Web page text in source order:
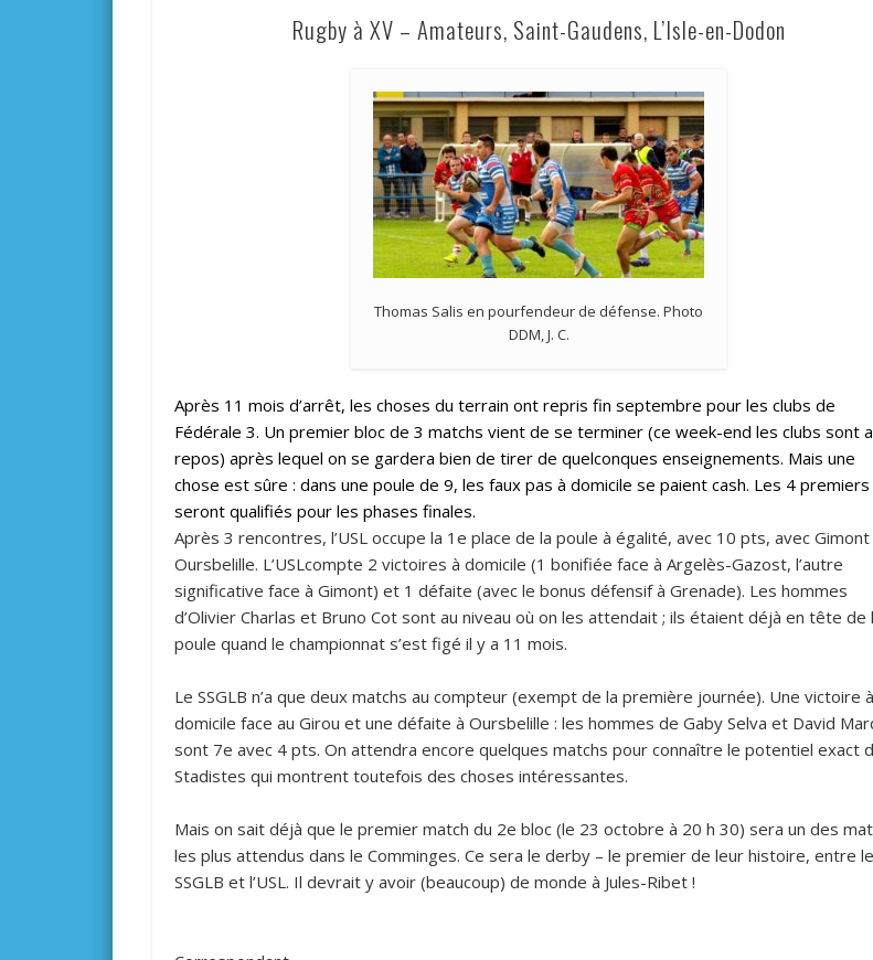
Rugby à XV – Amateurs, Saint-Gaudens, L’Isle-en-Dodon
Thomas Salis en pourfendeur de défense. Photo
DDM, J. C.
Après 11 mois d’arrêt, les choses du terrain ont repris fin septembre pour les clubs de
Fédérale 3. Un premier bloc de 3 matchs vient de se terminer (ce week-end les clubs sont
repos) après lequel on se gardera bien de tirer de quelconques enseignements. Mais une
chose est sûre : dans une poule de 9, les faux pas à domicile se paient cash. Les 4 premiers
seront qualifiés pour les phases finales.
Après 3 rencontres, l’USL occupe la 1e place de la poule à égalité, avec 10 pts, avec
Oursbelille. L’USLcompte 2 victoires à domicile (1 bonifiée face à Argelès-Gazost, l’autre
significative face à Gimont) et 1 défaite (avec le bonus défensif à Grenade). Les hommes
d’Olivier Charlas et Bruno Cot sont au niveau où on les attendait ; ils étaient déjà en tête de
poule quand le championnat s’est figé il y a 11 mois.
Le SSGLB n’a que deux matchs au compteur (exempt de la première journée). Une victoire à
domicile face au Girou et une défaite à Oursbelille : les hommes de Gaby Selva et David
sont 7e avec 4 pts. On attendra encore quelques matchs pour connaître le potentiel exact
Stadistes qui montrent toutefois des choses intéressantes.
Mais on sait déjà que le premier match du 2e bloc (le 23 octobre à 20 h 30) sera un des
les plus attendus dans le Comminges. Ce sera le derby – le premier de leur histoire, entre le
SSGLB et l’USL. Il devrait y avoir (beaucoup) de monde à Jules-Ribet !